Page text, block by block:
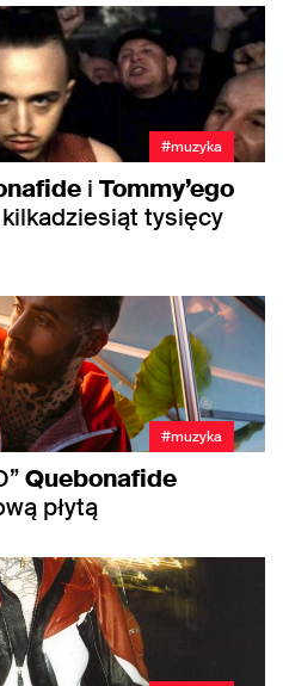
#muzyka
i Tommy’ego
tysięcy
#muzyka
Quebonafide
płytą